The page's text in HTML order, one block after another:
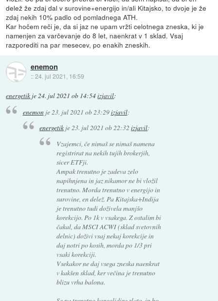
delež že zdaj dal v surovine+energijo in/ali Kitajsko, to dvoje je že
zdaj nekih 10% padlo od pomladnega ATH.
Kar hočem reči je, da si jaz ne upam vržti celotnega zneska, ki je
namenjen za varčevanje do 8 let, naenkrat v 1 sklad. Vsaj
razporediti na par mesecev, po enakih zneskih.
enemon
::24. jul 2021, 16:59
energetik je24. jul 2021 ob 14:54izjavil:
enemonje 23. jul 2021 ob 23:29izjavil:
energetik je23. jul 2021 ob 22:32izjavil:
Vzajemci, če nimaš se nimaš namena
registrirat na nekih tujih brokerjih,
sicer ETFji.
Ampak trenutno je zadeva zelo
napihnjena in jaz nikamor ne bi vložil
trenutno. Morda trenutno v energijo in
surovine, en delež. Pa Kitajska+Indija
je trenutno tudi doživela manjšo
korekcijo. Po 1k v vsakega. Z ostalim bi
čakal, da MSCI ACWI (sklad svetovnih
delnic) doživi vsaj nekaj korekcije in
daj notri po kosih, morda po 1/3 pri
vsaki korekciji.
Vsekakor ne daj vsega zneska naenkrat
v kakšen sklad, ker večina je trenutno
blizu vrha balona.